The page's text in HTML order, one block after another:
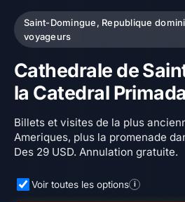
Saint-Domingue, Republique
voyageurs
Cathedrale de
la Catedral
Billets et visites de la plus
Ameriques, plus la promenade
Des 29 USD. Annulation gratuite.
Voir toutes les options i